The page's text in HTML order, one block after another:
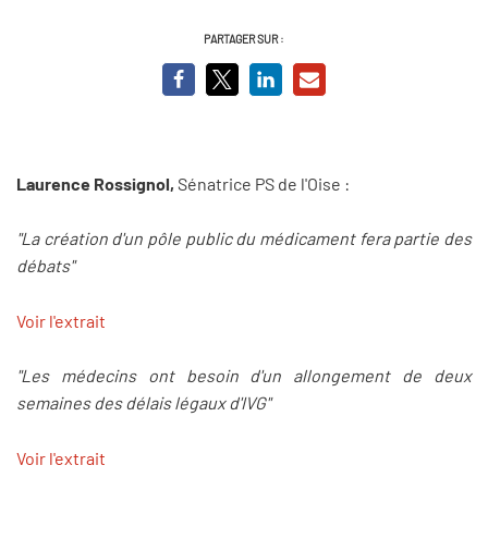
PARTAGER SUR :
Laurence Rossignol, Sénatrice PS de l'Oise :
"La création d'un pôle public du médicament fera partie des
débats"
Voir l'extrait
"Les médecins ont besoin d'un allongement de deux
semaines des délais légaux d'IVG"
Voir l'extrait